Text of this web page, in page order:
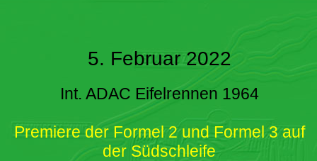
5. Februar 2022
Int. ADAC Eifelrennen 1964
Premiere der Formel 2 und Formel 3 auf
der Südschleife